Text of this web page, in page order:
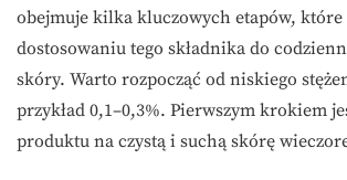
obejmuje kilka kluczowych etapów, które
dostosowaniu tego składnika do
skóry. Warto rozpocząć od niskiego
przykład 0,1–0,3%. Pierwszym krokiem
produktu na czystą i suchą skórę